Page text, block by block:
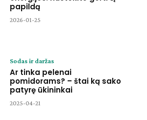
papildą
2026-01-25
Sodas ir daržas
Ar tinka pelenai
pomidorams? – štai ką sako
patyrę ūkininkai
2025-04-21